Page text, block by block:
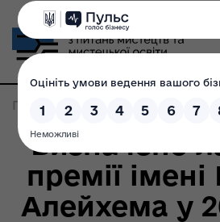
Головна Записи по метке:
Визначено
премії
Алейхема у